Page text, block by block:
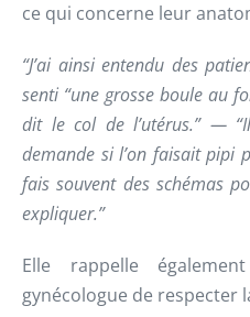
ce qui concerne leur
“J’ai ainsi entendu des
senti “une grosse boule au
dit le col de l’utérus.” —
demande si l’on faisait pipi
fais souvent des schémas
expliquer.”
Elle rappelle
gynécologue de respecter